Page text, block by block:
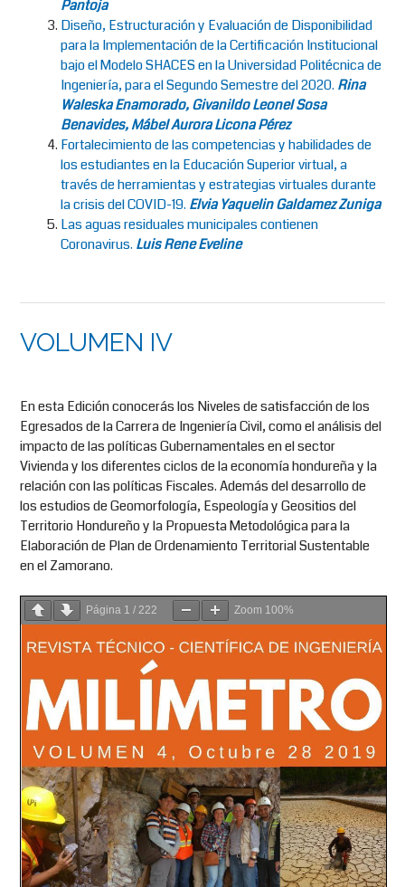
Pantoja
Diseño, Estructuración y Evaluación de Disponibilidad
para la Implementación de la Certificación Institucional
bajo el Modelo SHACES en la Universidad Politécnica de
Ingeniería, para el Segundo Semestre del 2020. Rina
Waleska Enamorado, Givanildo Leonel Sosa
Benavides, Mábel Aurora Licona Pérez
Fortalecimiento de las competencias y habilidades de
los estudiantes en la Educación Superior virtual, a
través de herramientas y estrategias virtuales durante
la crisis del COVID-19. Elvia Yaquelin Galdamez Zuniga
Las aguas residuales municipales contienen
Coronavirus. Luis Rene Eveline
VOLUMEN IV
En esta Edición conocerás los Niveles de satisfacción de los
Egresados de la Carrera de Ingeniería Civil, como el análisis del
impacto de las políticas Gubernamentales en el sector
Vivienda y los diferentes ciclos de la economía hondureña y la
relación con las políticas Fiscales. Además del desarrollo de
los estudios de Geomorfología, Espeología y Geositios del
Territorio Hondureño y la Propuesta Metodológica para la
Elaboración de Plan de Ordenamiento Territorial Sustentable
en el Zamorano.
Página 1 / 222 Zoom 100%